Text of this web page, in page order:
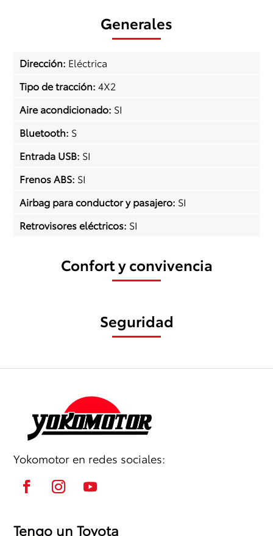
Generales
Dirección: Eléctrica
Tipo de tracción:4X2
Aire acondicionado: SI
Bluetooth: S
Entrada USB: SI
Frenos ABS: SI
Airbag para conductor y pasajero: SI
Retrovisores eléctricos: SI
Confort y convivencia
Seguridad
Yokomotor en redes sociales:
Tengo un Toyota